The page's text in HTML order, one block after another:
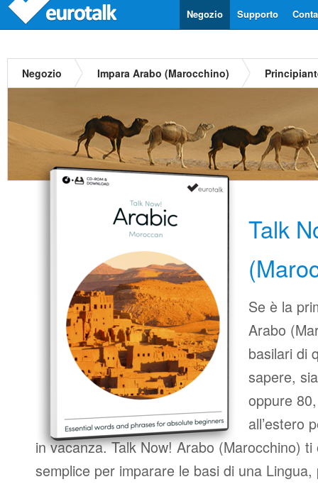
Supporto
Negozio
Negozio Impara Arabo (Marocchino)
Talk
Se è la
Arabo
basilari di
sapere,
oppure
all’estero
in vacanza. Talk Now! Arabo (Marocchino)
semplice per imparare le basi di una